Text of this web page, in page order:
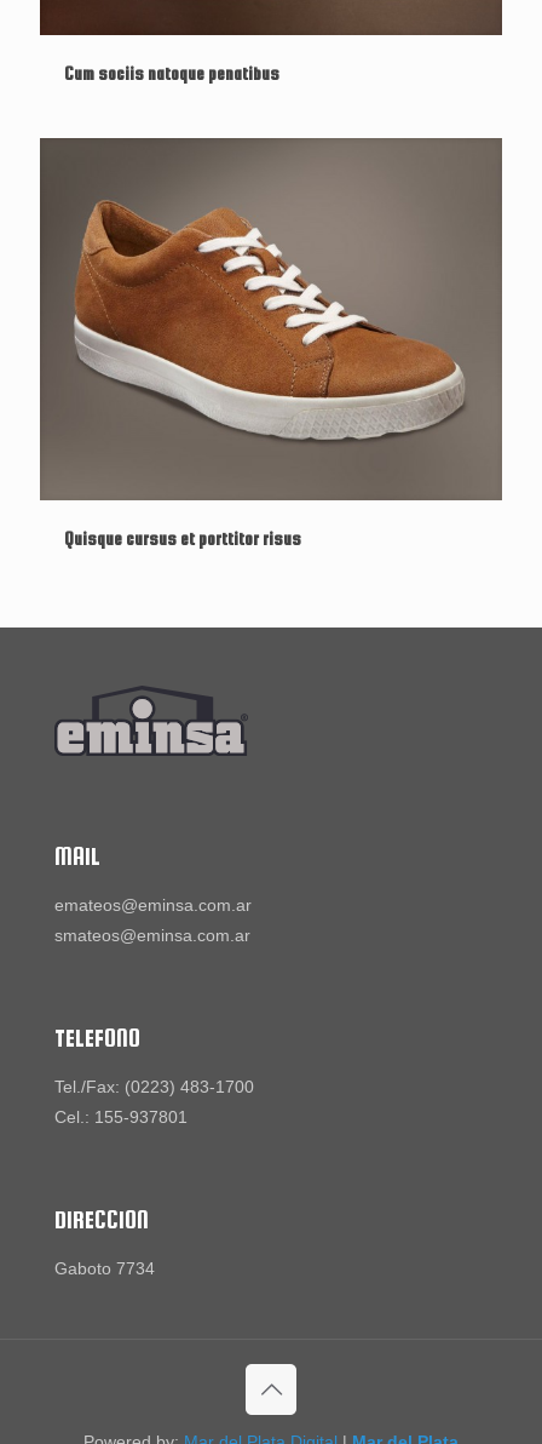
Cum sociis natoque penatibus
Quisque cursus et porttitor risus
MAIL
emateos@eminsa.com.ar
smateos@eminsa.com.ar
TELEFONO
Tel./Fax: (0223) 483-1700
Cel.: 155-937801
DIRECCION
Gaboto 7734